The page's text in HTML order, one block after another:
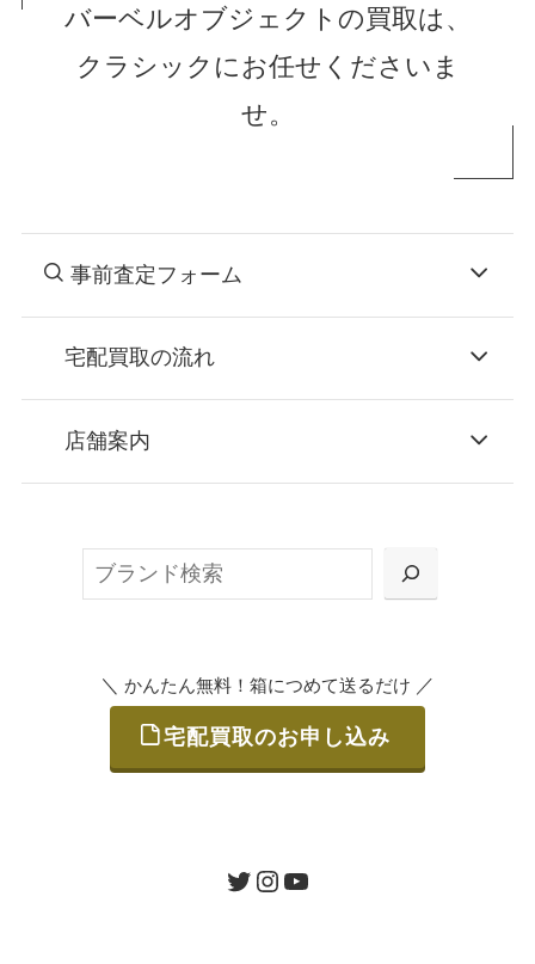
バーベルオブジェクトの買取は、
クラシックにお任せくださいま
せ。
事前査定フォーム
宅配買取の流れ
お申込み
または梱包材不要の「集荷申込」からお選び
ご発送
店舗案内
＼ かんたん無料！箱につめて送るだけ ／
宅配買取のお申し込み
ツイッターインスタグラムユーチューブ